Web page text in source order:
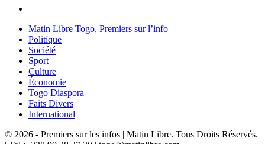
Matin Libre Togo, Premiers sur l’info
Politique
Société
Sport
Culture
Économie
Togo Diaspora
Faits Divers
International
© 2026 - Premiers sur les infos | Matin Libre. Tous Droits Réservés.